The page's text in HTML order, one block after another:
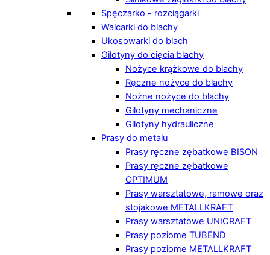
Spęczarko - rozciągarki
Walcarki do blachy
Ukosowarki do blach
Gilotyny do cięcia blachy
Nożyce krążkowe do blachy
Ręczne nożyce do blachy
Nożne nożyce do blachy
Gilotyny mechaniczne
Gilotyny hydrauliczne
Prasy do metalu
Prasy ręczne zębatkowe BISON
Prasy ręczne zębatkowe
OPTIMUM
Prasy warsztatowe, ramowe oraz
stojakowe METALLKRAFT
Prasy warsztatowe UNICRAFT
Prasy poziome TUBEND
Prasy poziome METALLKRAFT